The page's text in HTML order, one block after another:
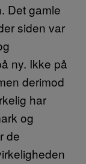
Det gamle
siden var
ny. Ikke på
derimod
har
og
de